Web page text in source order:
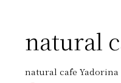
natural
natural cafe Yadorina